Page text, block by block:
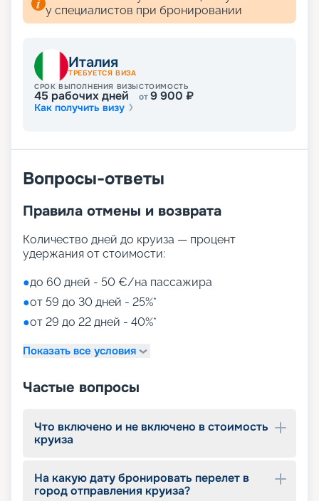
Каждое заведение соответствует своей
концепции. Выбирайте на свой вкус!
Развлечения на лайнере
Лайнер предлагает огромное разнообразие
На выбор представлены такие пространства:
релаксационный комплекс только для взрослых)
бассейнами, клубами, игровыми зонами)
для детей)
Aquapark (с открытыми игровыми
водными пушками, 3 водными горками с
эффектами виртуальной реальности)
мини-гольф и теннис
7 бассейнов
детский внутренний комплекс,
у специалистов при бронировании
Италия
ТРЕБУЕТСЯ ВИЗА
СРОК ВЫПОЛНЕНИЯ ВИЗЫ
45 рабочих дней
СТОИМОСТЬ
от9 900 ₽
Как получить визу
Вопросы-ответы
Правила отмены и возврата
Количество дней до круиза — процент
удержания от стоимости:
●до 60 дней - 50 €/на пассажира
●от 59 до 30 дней - 25%*
●от 29 до 22 дней - 40%*
Показать все условия
Частые вопросы
Что включено и не включено в стоимость
круиза
На какую дату бронировать перелет в
город отправления круиза?